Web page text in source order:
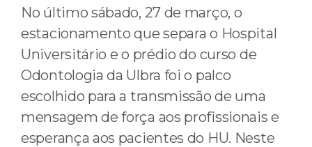
No último sábado, 27 de março, o
estacionamento que separa o Hospital
Universitário e o prédio do curso de
Odontologia da Ulbra foi o palco
escolhido para a transmissão de uma
mensagem de força aos profissionais e
esperança aos pacientes do HU. Neste